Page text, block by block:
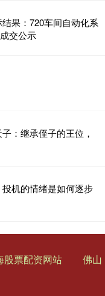
果：720车间自动化系
交公示
：继承侄子的王位，
机的情绪是如何逐步
股票配资网站
佛山